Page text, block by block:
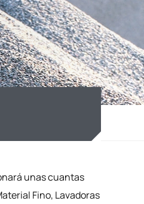
unas cuantas
Fino, Lavadoras